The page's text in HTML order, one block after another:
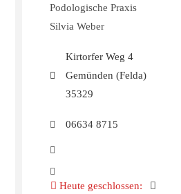
Podologische Praxis
Silvia Weber
Kirtorfer Weg 4
Gemünden (Felda)
35329
06634 8715
Heute geschlossen: